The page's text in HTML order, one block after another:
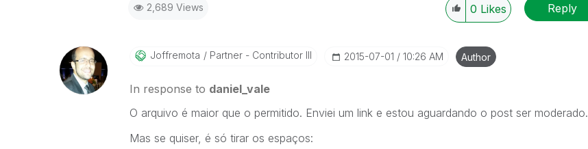
2,689 Views 0 Likes Reply
Joffremota Partner - Contributor III ‎2015-07-01 10:26 AM Author
In response to daniel_vale
O arquivo é maior que o permitido. Enviei um link e estou aguardando o post ser moderado.
Mas se quiser, é só tirar os espaços: